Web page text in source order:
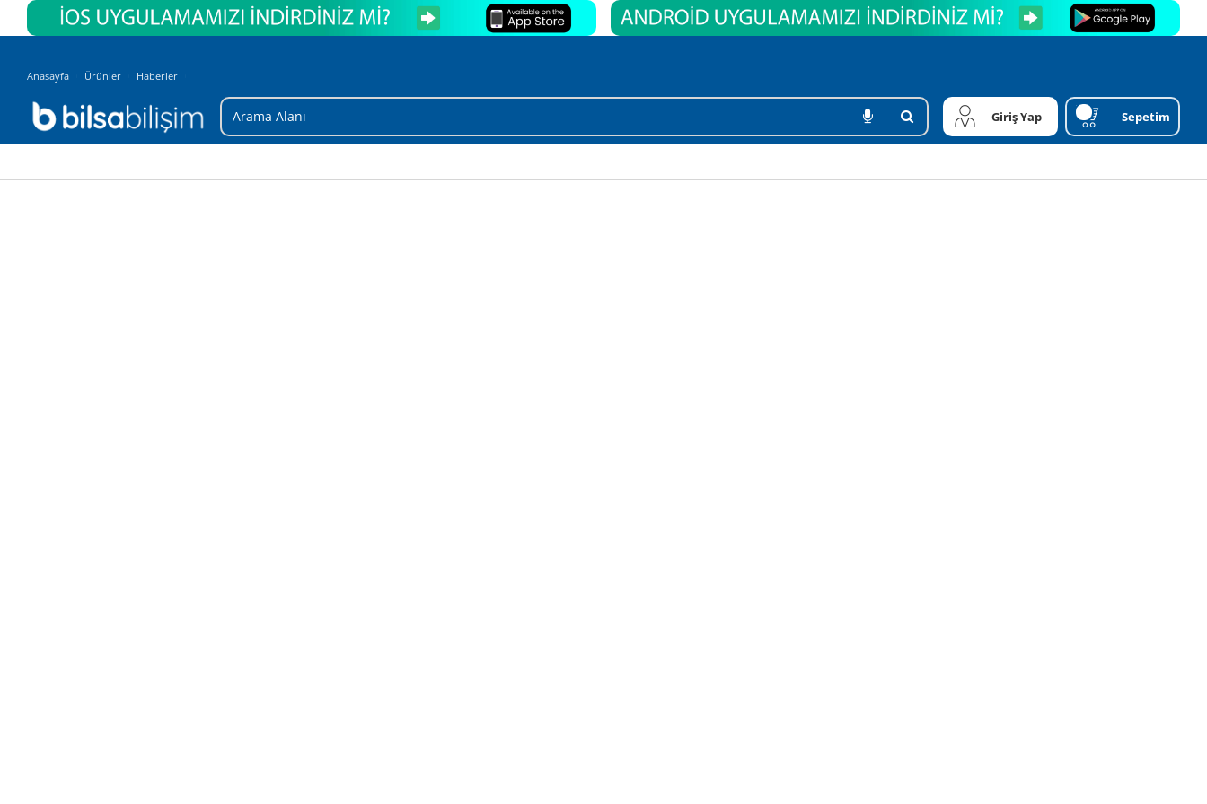
Anasayfa Ürünler Haberler
Giriş Yap Sepetim